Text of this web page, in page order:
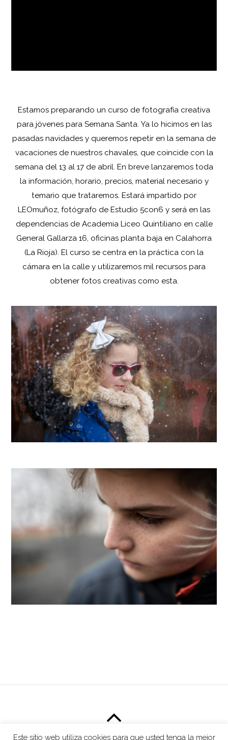
Estamos preparando un curso de fotografía creativa
para jóvenes para Semana Santa. Ya lo hicimos en las
pasadas navidades y queremos repetir en la semana de
vacaciones de nuestros chavales, que coincide con la
semana del 13 al 17 de abril. En breve lanzaremos toda
la información, horario, precios, material necesario y
temario que trataremos. Estará impartido por
LEOmuñoz, fotógrafo de Estudio 5con6 y será en las
dependencias de Academia Liceo Quintiliano en calle
General Gallarza 16, oficinas planta baja en Calahorra
(La Rioja). El curso se centra en la práctica con la
cámara en la calle y utilizaremos mil recursos para
obtener fotos creativas como esta.
Este sitio web utiliza cookies para que usted tenga la mejor